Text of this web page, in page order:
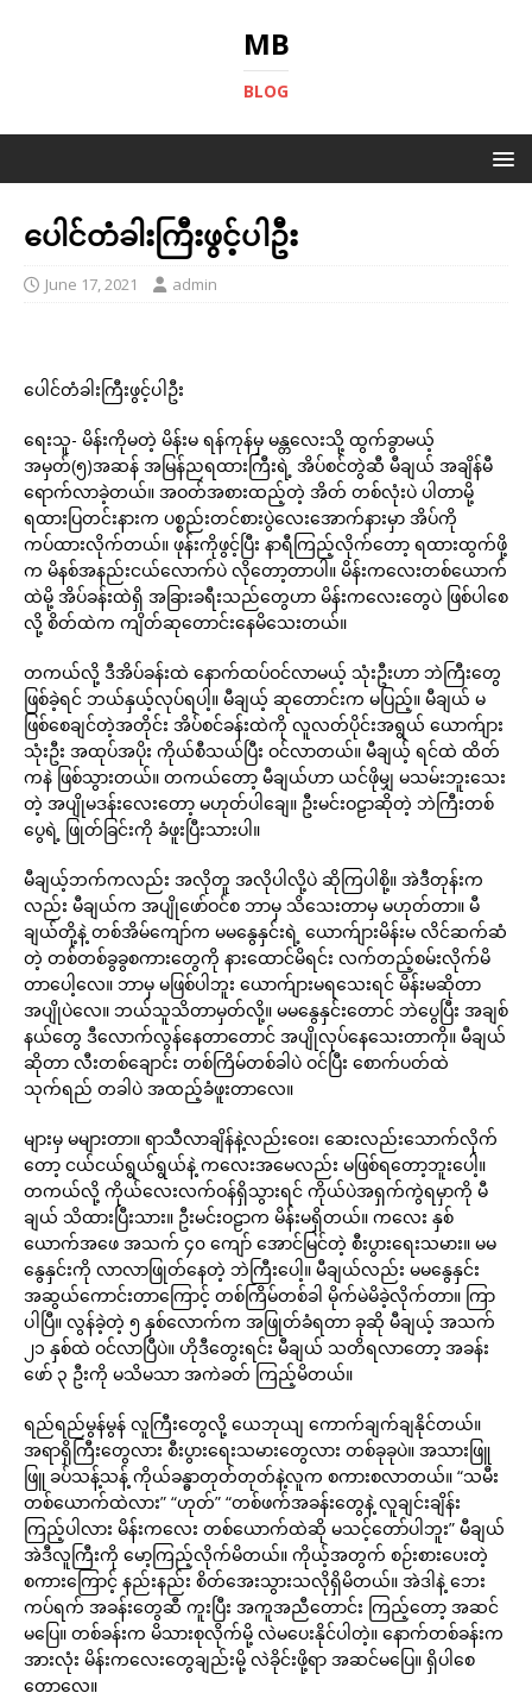
MB
BLOG
ပေါင်တံခါးကြီးဖွင့်ပါဦး
June 17, 2021 admin
ပေါင်တံခါးကြီးဖွင့်ပါဦး
ရေးသူ- မိန်းကိုမတဲ့ မိန်းမ ရန်ကုန်မှ မန္တလေးသို့ ထွက်ခွာမယ့်
အမှတ်(၅)အဆန် အမြန်ညရထားကြီးရဲ့ အိပ်စင်တွဲဆီ မီချယ် အချိန်မီ
ရောက်လာခဲ့တယ်။ အဝတ်အစားထည့်တဲ့ အိတ် တစ်လုံးပဲ ပါတာမို့
ရထားပြတင်းနားက ပစ္စည်းတင်စားပွဲလေးအောက်နားမှာ အိပ်ကို
ကပ်ထားလိုက်တယ်။ ဖုန်းကိုဖွင့်ပြီး နာရီကြည့်လိုက်တော့ ရထားထွက်ဖို့
က မိနစ်အနည်းငယ်လောက်ပဲ လိုတော့တာပါ။ မိန်းကလေးတစ်ယောက်
ထဲမို့ အိပ်ခန်းထဲရှိ အခြားခရီးသည်တွေဟာ မိန်းကလေးတွေပဲ ဖြစ်ပါစေ
လို့ စိတ်ထဲက ကျိတ်ဆုတောင်းနေမိသေးတယ်။
တကယ်လို့ ဒီအိပ်ခန်းထဲ နောက်ထပ်ဝင်လာမယ့် သုံးဦးဟာ ဘဲကြီးတွေ
ဖြစ်ခဲ့ရင် ဘယ်နှယ့်လုပ်ရပါ့။ မီချယ့် ဆုတောင်းက မပြည့်။ မီချယ် မ
ဖြစ်စေချင်တဲ့အတိုင်း အိပ်စင်ခန်းထဲကို လူလတ်ပိုင်းအရွယ် ယောက်ျား
သုံးဦး အထုပ်အပိုး ကိုယ်စီသယ်ပြီး ဝင်လာတယ်။ မီချယ့် ရင်ထဲ ထိတ်
ကနဲ ဖြစ်သွားတယ်။ တကယ်တော့ မီချယ်ဟာ ယင်ဖိုမျှ မသမ်းဘူးသေး
တဲ့ အပျိုမဒန်းလေးတော့ မဟုတ်ပါချေ။ ဦးမင်းဝဠာဆိုတဲ့ ဘဲကြီးတစ်
ပွေရဲ့ ဖြုတ်ခြင်းကို ခံဖူးပြီးသားပါ။
မီချယ့်ဘက်ကလည်း အလိုတူ အလိုပါလို့ပဲ ဆိုကြပါစို့။ အဲဒီတုန်းက
လည်း မီချယ်က အပျိုဖော်ဝင်စ ဘာမှ သိသေးတာမှ မဟုတ်တာ။ မီ
ချယ်တို့နဲ့ တစ်အိမ်ကျော်က မမနွေနှင်းရဲ့ ယောက်ျားမိန်းမ လိင်ဆက်ဆံ
တဲ့ တစ်တစ်ခွခွစကားတွေကို နားထောင်မိရင်း လက်တည့်စမ်းလိုက်မိ
တာပေါ့လေ။ ဘာမှ မဖြစ်ပါဘူး ယောက်ျားမရသေးရင် မိန်းမဆိုတာ
အပျိုပဲလေ။ ဘယ်သူသိတာမှတ်လို့။ မမနွေနှင်းတောင် ဘဲပွေပြီး အချစ်
နယ်တွေ ဒီလောက်လွန်နေတာတောင် အပျိုလုပ်နေသေးတာကို။ မီချယ်
ဆိုတာ လီးတစ်ချောင်း တစ်ကြိမ်တစ်ခါပဲ ဝင်ပြီး စောက်ပတ်ထဲ
သုက်ရည် တခါပဲ အထည့်ခံဖူးတာလေ။
များမှ မများတာ။ ရာသီလာချိန်နဲ့လည်းဝေး၊ ဆေးလည်းသောက်လိုက်
တော့ ငယ်ငယ်ရွယ်ရွယ်နဲ့ ကလေးအမေလည်း မဖြစ်ရတော့ဘူးပေါ့။
တကယ်လို့ ကိုယ်လေးလက်ဝန်ရှိသွားရင် ကိုယ်ပဲအရှက်ကွဲရမှာကို မီ
ချယ် သိထားပြီးသား။ ဦးမင်းဝဠာက မိန်းမရှိတယ်။ ကလေး နှစ်
ယောက်အဖေ အသက် ၄၀ ကျော် အောင်မြင်တဲ့ စီးပွားရေးသမား။ မမ
နွေနှင်းကို လာလာဖြုတ်နေတဲ့ ဘဲကြီးပေါ့။ မီချယ်လည်း မမနွေနှင်း
အဆွယ်ကောင်းတာကြောင့် တစ်ကြိမ်တစ်ခါ မိုက်မဲမိခဲ့လိုက်တာ။ ကြာ
ပါပြီ။ လွန်ခဲ့တဲ့ ၅ နှစ်လောက်က အဖြုတ်ခံရတာ ခုဆို မီချယ့် အသက်
၂၁ နှစ်ထဲ ဝင်လာပြီပဲ။ ဟိုဒီတွေးရင်း မီချယ် သတိရလာတော့ အခန်း
ဖော် ၃ ဦးကို မသိမသာ အကဲခတ် ကြည့်မိတယ်။
ရည်ရည်မွန်မွန် လူကြီးတွေလို့ ယေဘုယျ ကောက်ချက်ချနိုင်တယ်။
အရာရှိကြီးတွေလား စီးပွားရေးသမားတွေလား တစ်ခုခုပဲ။ အသားဖြူ
ဖြူ ခပ်သန့်သန့် ကိုယ်ခန္ဓာတုတ်တုတ်နဲ့လူက စကားစလာတယ်။ “သမီး
တစ်ယောက်ထဲလား” “ဟုတ်” “တစ်ဖက်အခန်းတွေနဲ့ လူချင်းချိန်း
ကြည့်ပါလား မိန်းကလေး တစ်ယောက်ထဲဆို မသင့်တော်ပါဘူး” မီချယ်
အဲဒီလူကြီးကို မော့ကြည့်လိုက်မိတယ်။ ကိုယ့်အတွက် စဉ်းစားပေးတဲ့
စကားကြောင့် နည်းနည်း စိတ်အေးသွားသလိုရှိမိတယ်။ အဲဒါနဲ့ ဘေး
ကပ်ရက် အခန်းတွေဆီ ကူးပြီး အကူအညီတောင်း ကြည့်တော့ အဆင်
မပြေ။ တစ်ခန်းက မိသားစုလိုက်မို့ လဲမပေးနိုင်ပါတဲ့။ နောက်တစ်ခန်းက
အားလုံး မိန်းကလေးတွေချည်းမို့ လဲခိုင်းဖို့ရာ အဆင်မပြေ။ ရှိပါစေ
တော့လေ။